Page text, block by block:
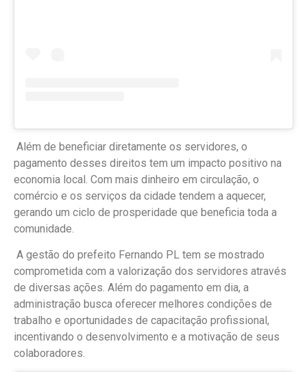
Além de beneficiar diretamente os servidores, o
pagamento desses direitos tem um impacto positivo na
economia local. Com mais dinheiro em circulação, o
comércio e os serviços da cidade tendem a aquecer,
gerando um ciclo de prosperidade que beneficia toda a
comunidade.
A gestão do prefeito Fernando PL tem se mostrado
comprometida com a valorização dos servidores através
de diversas ações. Além do pagamento em dia, a
administração busca oferecer melhores condições de
trabalho e oportunidades de capacitação profissional,
incentivando o desenvolvimento e a motivação de seus
colaboradores.